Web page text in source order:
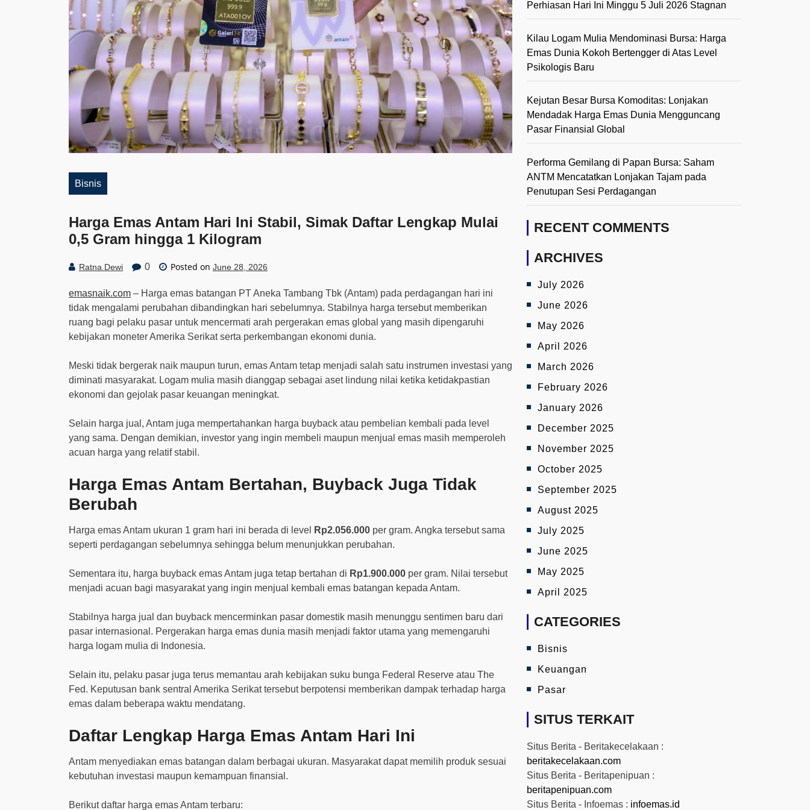
Bisnis
Harga Emas Antam Hari Ini Stabil, Simak Daftar Lengkap Mulai
0,5 Gram hingga 1 Kilogram
Ratna Dewi 0 Posted on June 28, 2026
emasnaik.com – Harga emas batangan PT Aneka Tambang Tbk (Antam) pada perdagangan hari ini
tidak mengalami perubahan dibandingkan hari sebelumnya. Stabilnya harga tersebut memberikan
ruang bagi pelaku pasar untuk mencermati arah pergerakan emas global yang masih dipengaruhi
kebijakan moneter Amerika Serikat serta perkembangan ekonomi dunia.
Meski tidak bergerak naik maupun turun, emas Antam tetap menjadi salah satu instrumen investasi yang
diminati masyarakat. Logam mulia masih dianggap sebagai aset lindung nilai ketika ketidakpastian
ekonomi dan gejolak pasar keuangan meningkat.
Selain harga jual, Antam juga mempertahankan harga buyback atau pembelian kembali pada level
yang sama. Dengan demikian, investor yang ingin membeli maupun menjual emas masih memperoleh
acuan harga yang relatif stabil.
Harga Emas Antam Bertahan, Buyback Juga Tidak
Berubah
Harga emas Antam ukuran 1 gram hari ini berada di level Rp2.056.000 per gram. Angka tersebut sama
seperti perdagangan sebelumnya sehingga belum menunjukkan perubahan.
Sementara itu, harga buyback emas Antam juga tetap bertahan di Rp1.900.000 per gram. Nilai tersebut
menjadi acuan bagi masyarakat yang ingin menjual kembali emas batangan kepada Antam.
Stabilnya harga jual dan buyback mencerminkan pasar domestik masih menunggu sentimen baru dari
pasar internasional. Pergerakan harga emas dunia masih menjadi faktor utama yang memengaruhi
harga logam mulia di Indonesia.
Selain itu, pelaku pasar juga terus memantau arah kebijakan suku bunga Federal Reserve atau The
Fed. Keputusan bank sentral Amerika Serikat tersebut berpotensi memberikan dampak terhadap harga
emas dalam beberapa waktu mendatang.
Daftar Lengkap Harga Emas Antam Hari Ini
Antam menyediakan emas batangan dalam berbagai ukuran. Masyarakat dapat memilih produk sesuai
kebutuhan investasi maupun kemampuan finansial.
Berikut daftar harga emas Antam terbaru:
Perhiasan Hari Ini Minggu 5 Juli 2026 Stagnan
Kilau Logam Mulia Mendominasi Bursa: Harga
Emas Dunia Kokoh Bertengger di Atas Level
Psikologis Baru
Kejutan Besar Bursa Komoditas: Lonjakan
Mendadak Harga Emas Dunia Mengguncang
Pasar Finansial Global
Performa Gemilang di Papan Bursa: Saham
ANTM Mencatatkan Lonjakan Tajam pada
Penutupan Sesi Perdagangan
RECENT COMMENTS
ARCHIVES
July 2026
June 2026
May 2026
April 2026
March 2026
February 2026
January 2026
December 2025
November 2025
October 2025
September 2025
August 2025
July 2025
June 2025
May 2025
April 2025
CATEGORIES
Bisnis
Keuangan
Pasar
SITUS TERKAIT
Situs Berita - Beritakecelakaan :
beritakecelakaan.com
Situs Berita - Beritapenipuan :
beritapenipuan.com
Situs Berita - Infoemas : infoemas.id